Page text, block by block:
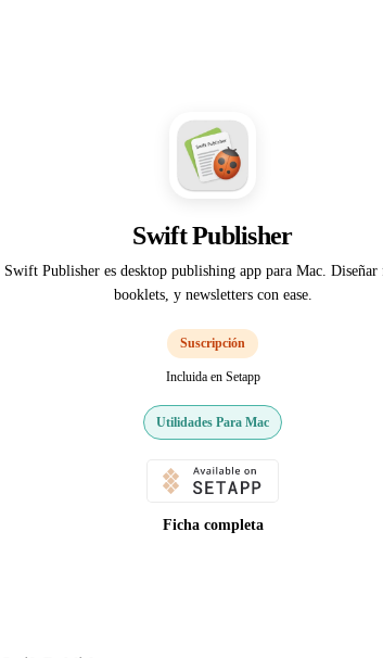
Swift Publisher
Swift Publisher es desktop publishing app para Mac. Diseñar
booklets, y newsletters con ease.
Suscripción
Incluida en Setapp
Utilidades Para Mac
Ficha completa